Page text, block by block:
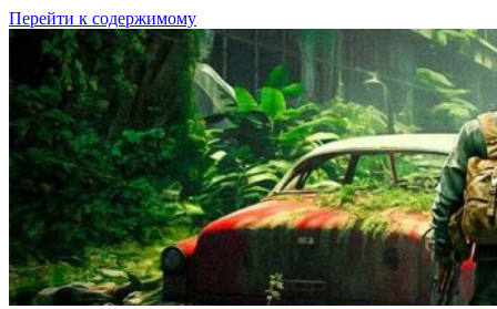
Перейти к содержимому